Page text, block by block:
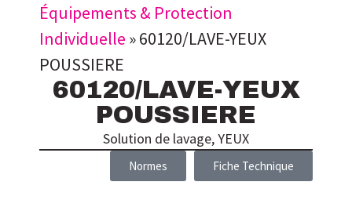
Équipements & Protection
Individuelle »60120/LAVE-YEUX
POUSSIERE
60120/LAVE-YEUX
POUSSIERE
Solution de lavage,YEUX
Normes Fiche Technique